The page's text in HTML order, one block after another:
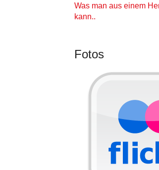
Was man aus einem
kann..
Fotos